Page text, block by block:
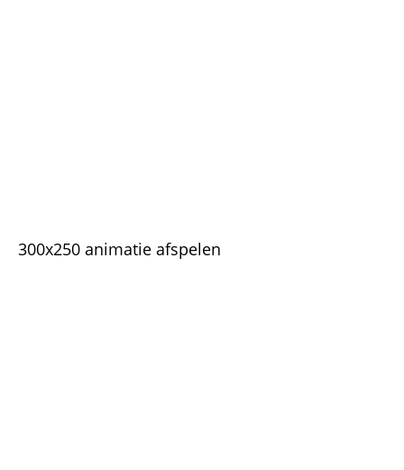
300x250 animatie afspelen